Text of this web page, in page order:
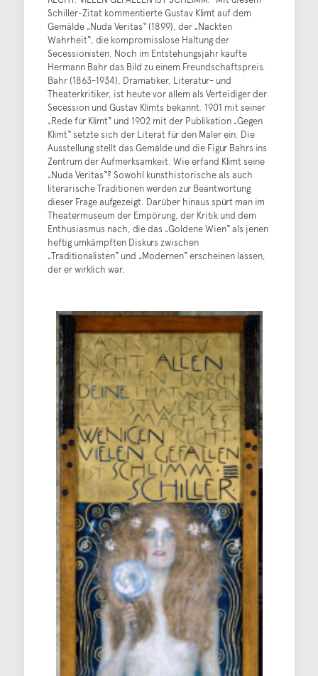
Schiller-Zitat kommentierte Gustav Klimt auf dem
Gemälde „Nuda Veritas“ (1899), der „Nackten
Wahrheit“, die kompromisslose Haltung der
Secessionisten. Noch im Entstehungsjahr kaufte
Hermann Bahr das Bild zu einem Freundschaftspreis.
Bahr (1863-1934), Dramatiker, Literatur- und
Theaterkritiker, ist heute vor allem als Verteidiger der
Secession und Gustav Klimts bekannt. 1901 mit seiner
„Rede für Klimt“ und 1902 mit der Publikation „Gegen
Klimt“ setzte sich der Literat für den Maler ein. Die
Ausstellung stellt das Gemälde und die Figur Bahrs ins
Zentrum der Aufmerksamkeit. Wie erfand Klimt seine
„Nuda Veritas“? Sowohl kunsthistorische als auch
literarische Traditionen werden zur Beantwortung
dieser Frage aufgezeigt. Darüber hinaus spürt man im
Theatermuseum der Empörung, der Kritik und dem
Enthusiasmus nach, die das „Goldene Wien“ als jenen
heftig umkämpften Diskurs zwischen
„Traditionalisten“ und „Modernen“ erscheinen lassen,
der er wirklich war.